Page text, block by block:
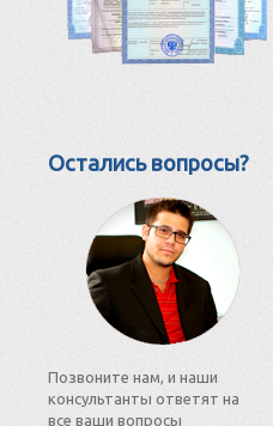
Остались вопросы?
Позвоните нам, и наши
консультанты ответят на
все ваши вопросы